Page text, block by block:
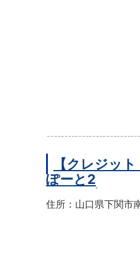
【クレジッ
ぽーと2
住所：山口県下関市